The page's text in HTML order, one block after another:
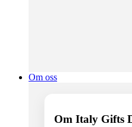
Om oss
Om Italy Gifts